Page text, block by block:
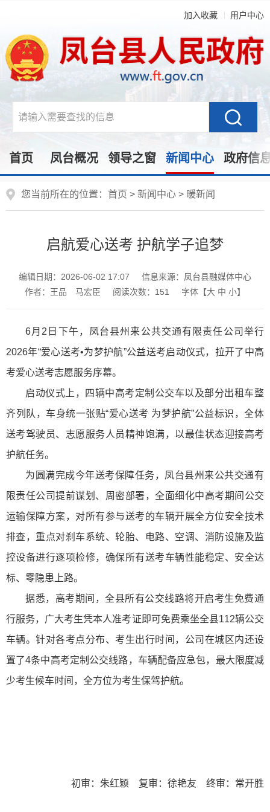
加入收藏 用户中心
首页 凤台概况 领导之窗 新闻中心 政府信
您当前所在的位置： 首页 > 新闻中心 > 暖新闻
启航爱心送考 护航学子追梦
编辑日期：2026-06-02 17:07
信息来源：凤台县融媒体中心
作者：王品 马宏臣
阅读次数： 151 字体【大 中 小】
6月2日下午，凤台县州来公共交通有限责任公司举行
2026年“爱心送考•为梦护航”公益送考启动仪式，拉开了中高
考爱心送考志愿服务序幕。
启动仪式上，四辆中高考定制公交车以及部分出租车整
齐列队，车身统一张贴“爱心送考 为梦护航”公益标识，全体
送考驾驶员、志愿服务人员精神饱满，以最佳状态迎接高考
护航任务。
为圆满完成今年送考保障任务，凤台县州来公共交通有
限责任公司提前谋划、周密部署，全面细化中高考期间公交
运输保障方案，对所有参与送考的车辆开展全方位安全技术
排查，重点对刹车系统、轮胎、电路、空调、消防设施及监
控设备进行逐项检修，确保所有送考车辆性能稳定、安全达
标、零隐患上路。
据悉，高考期间，全县所有公交线路将开启考生免费通
行服务，广大考生凭本人准考证即可免费乘坐全县112辆公交
车辆。针对各考点分布、考生出行时间，公司在城区内还设
置了4条中高考定制公交线路，车辆配备应急包，最大限度减
少考生候车时间，全方位为考生保驾护航。
初审：朱红颖 复审：徐艳友 终审：常开胜